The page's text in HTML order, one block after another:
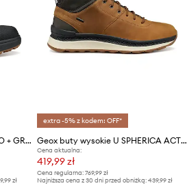
na uszkodzenia.
Geox buty wysokie U GRANITO + GRIP B A
zł
extra -5% z kodem: OFF*
Geox buty wysokie U SPHERICA ACTIF X2
Cena aktualna:
419,99 zł
Cena regularna: 769,99 zł
Najniższa cena z 30 dni przed obniżką: 439,99 zł